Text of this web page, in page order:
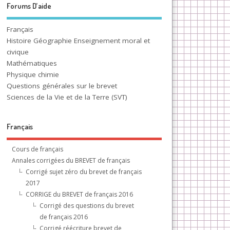
Forums D’aide
Français
Histoire Géographie Enseignement moral et
civique
Mathématiques
Physique chimie
Questions générales sur le brevet
Sciences de la Vie et de la Terre (SVT)
Français
Cours de français
Annales corrigées du BREVET de français
Corrigé sujet zéro du brevet de français
2017
CORRIGE du BREVET de français 2016
Corrigé des questions du brevet
de français 2016
Corrigé réécriture brevet de